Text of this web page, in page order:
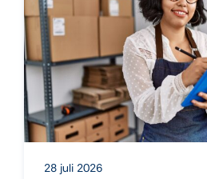
28 juli 2026